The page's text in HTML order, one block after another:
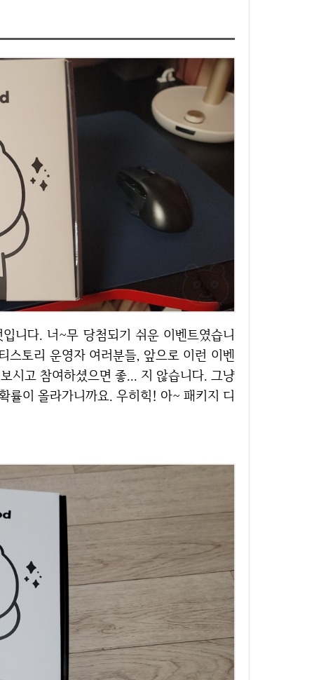
토리 운영자 여러분들, 앞으로 이런 이벤
시고 참여하셨으면 좋... 지 않습니다. 그냥
률이 올라가니까요. 우히힉! 아~ 패키지 디